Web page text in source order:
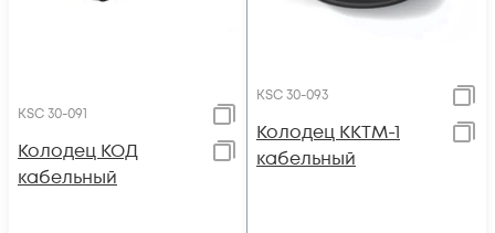
KSC 30-091
Колодец КОД
кабельный
KSC 30-093
Колодец ККТМ-1
кабельный